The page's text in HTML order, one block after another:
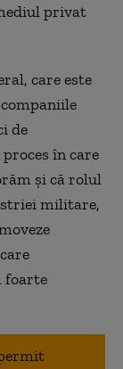
privat
care este
de
în care
și că rolul
militare,
foarte